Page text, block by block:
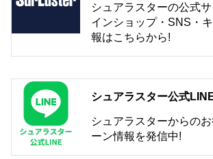
シュアラスターの公式
インショップ・SNS・
報はこちらから!
シュアラスター公式
シュアラスターからの
ーン情報を発信中!